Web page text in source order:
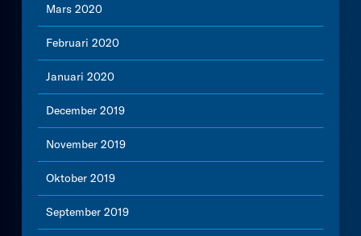
Mars 2020
Februari 2020
Januari 2020
December 2019
November 2019
Oktober 2019
September 2019